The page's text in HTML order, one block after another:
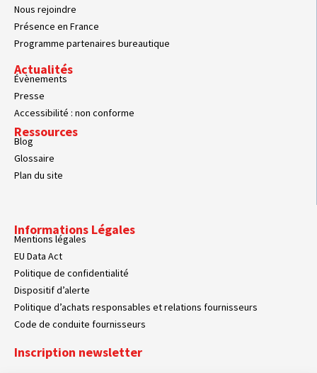
Nous rejoindre
Présence en France
Programme partenaires bureautique
Actualités
Évènements
Presse
Accessibilité : non conforme
Ressources
Blog
Glossaire
Plan du site
Informations Légales
Mentions légales
EU Data Act
Politique de confidentialité
Dispositif d’alerte
Politique d’achats responsables et relations fournisseurs
Code de conduite fournisseurs
Inscription newsletter